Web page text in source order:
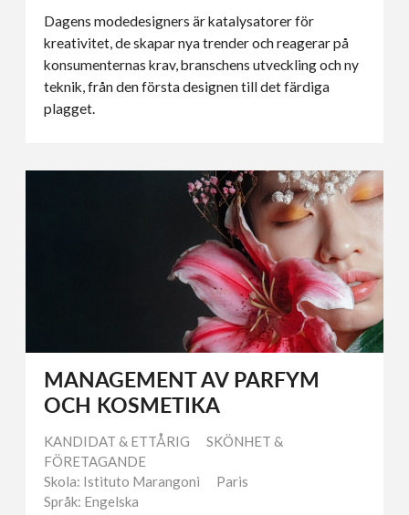
Dagens modedesigners är katalysatorer för
kreativitet, de skapar nya trender och reagerar på
konsumenternas krav, branschens utveckling och ny
teknik, från den första designen till det färdiga
plagget.
MANAGEMENT AV PARFYM
OCH KOSMETIKA
KANDIDAT & ETTÅRIG
SKÖNHET &
FÖRETAGANDE
Skola: Istituto Marangoni
Paris
Språk: Engelska